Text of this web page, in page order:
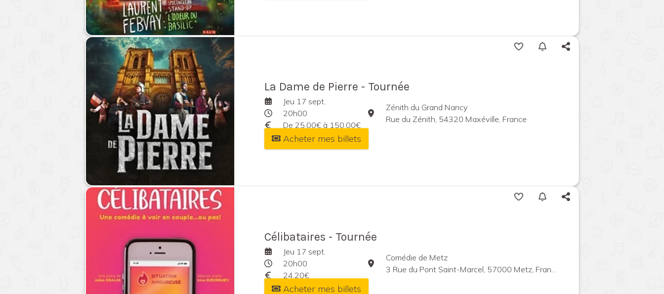
La Dame de Pierre - Tournée
Jeu 17 sept.
20h00
De 25,00€ à 150,00€
Zénith du Grand Nancy
Rue du Zénith, 54320 Maxéville, France
Acheter mes billets
Célibataires - Tournée
Jeu 17 sept.
20h00
24,20€
Comédie de Metz
3 Rue du Pont Saint-Marcel, 57000 Metz, France
Acheter mes billets